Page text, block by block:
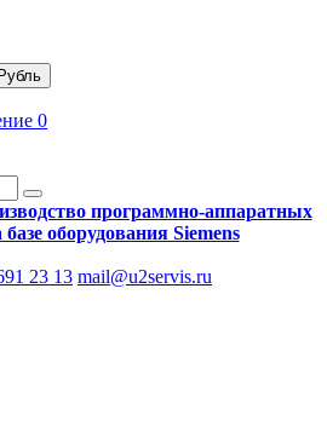
0
программно-аппаратных
оборудования Siemens
23 13 mail@u2servis.ru